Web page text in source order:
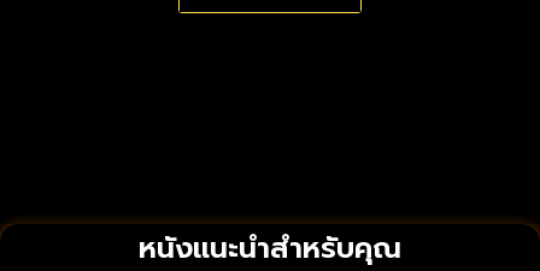
หนังแนะนำสำหรับคุณ